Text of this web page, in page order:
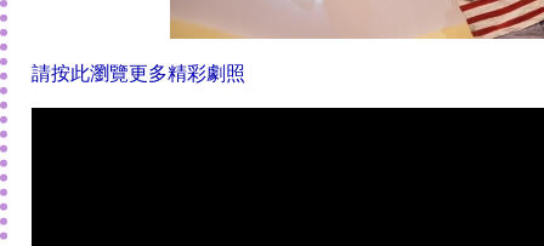
請按此瀏覽更多精彩劇照